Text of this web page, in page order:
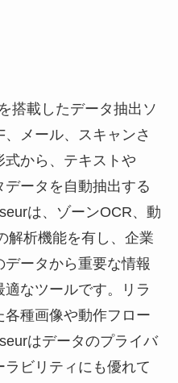
搭載したデータ抽出ソ
メール、スキャンさ
から、テキストや
ータを自動抽出する
は、ゾーンOCR、動
解析機能を有し、企業
ータから重要な情報
なツールです。リラ
種画像や動作フロー
はデータのプライバ
ビリティにも優れて